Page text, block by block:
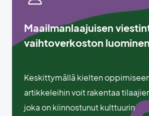
Maailmanlaajuisen
vaihtoverkoston luominen
Keskittymällä kielten
artikkeleihin voit rakentaa
joka on kiinnostunut kulttuurin